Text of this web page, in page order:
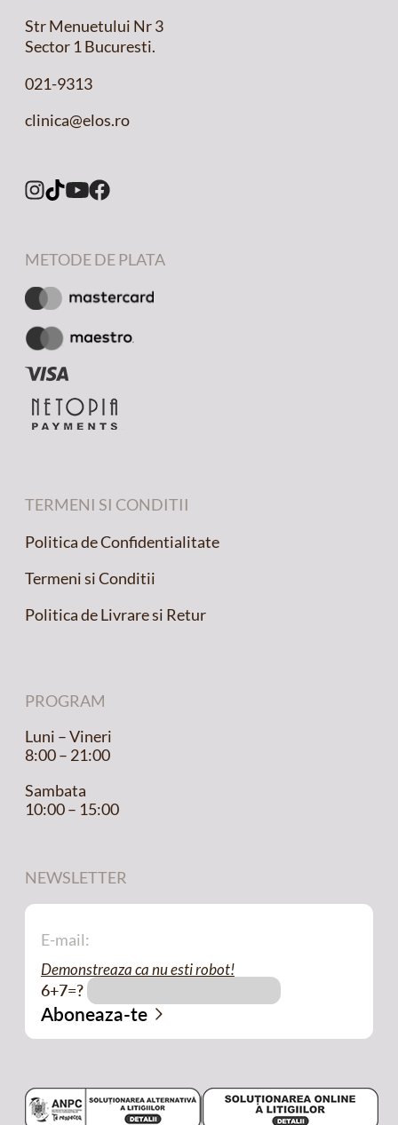
Str Menuetului Nr 3
Sector 1 Bucuresti.
021-9313
clinica@elos.ro
METODE DE PLATA
TERMENI SI CONDITII
Politica de Confidentialitate
Termeni si Conditii
Politica de Livrare si Retur
PROGRAM
Luni – Vineri
8:00 – 21:00
Sambata
10:00 – 15:00
NEWSLETTER
Demonstreaza ca nu esti robot!
6+7=?